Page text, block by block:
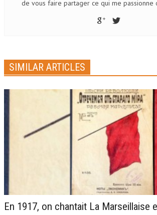
de vous faire partager ce qui me passionne
SIMILAR ARTICLES
En 1917, on chantait La Marseillaise